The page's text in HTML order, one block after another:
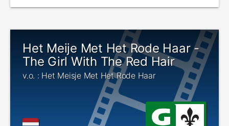
Het Meije Met Het Rode Haar -
The Girl With The Red Hair
v.o. : Het Meisje Met Het Rode Haar